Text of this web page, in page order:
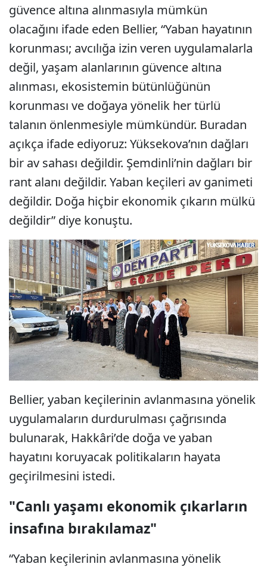
güvence altına alınmasıyla mümkün
olacağını ifade eden Bellier, “Yaban hayatının
korunması; avcılığa izin veren uygulamalarla
değil, yaşam alanlarının güvence altına
alınması, ekosistemin bütünlüğünün
korunması ve doğaya yönelik her türlü
talanın önlenmesiyle mümkündür. Buradan
açıkça ifade ediyoruz: Yüksekova’nın dağları
bir av sahası değildir. Şemdinli’nin dağları bir
rant alanı değildir. Yaban keçileri av ganimeti
değildir. Doğa hiçbir ekonomik çıkarın mülkü
değildir” diye konuştu.
Bellier, yaban keçilerinin avlanmasına yönelik
uygulamaların durdurulması çağrısında
bulunarak, Hakkâri’de doğa ve yaban
hayatını koruyacak politikaların hayata
geçirilmesini istedi.
"Canlı yaşamı ekonomik çıkarların
insafına bırakılamaz"
“Yaban keçilerinin avlanmasına yönelik